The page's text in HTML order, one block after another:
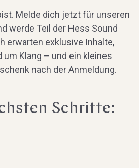
Melde dich jetzt für unseren
werde Teil der Hess Sound
erwarten exklusive Inhalte,
um Klang – und ein kleines
nach der Anmeldung.
Schritte: